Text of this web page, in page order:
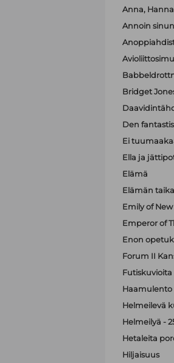
Anna,
Annoin
Bridget
Den
Ei
Ella ja
Elämä
Elämän taika
Emily of
Emperor of
Enon
Forum II
Futiskuvioita
Haamulento
Helmeilevä
Helmeilyä -
Hetaleita
Hiljaisuus